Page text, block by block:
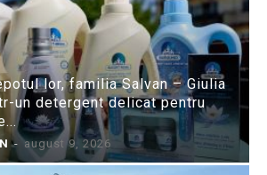
lor, familia Salvan – Giulia
un detergent delicat pentru
- august 9, 2026